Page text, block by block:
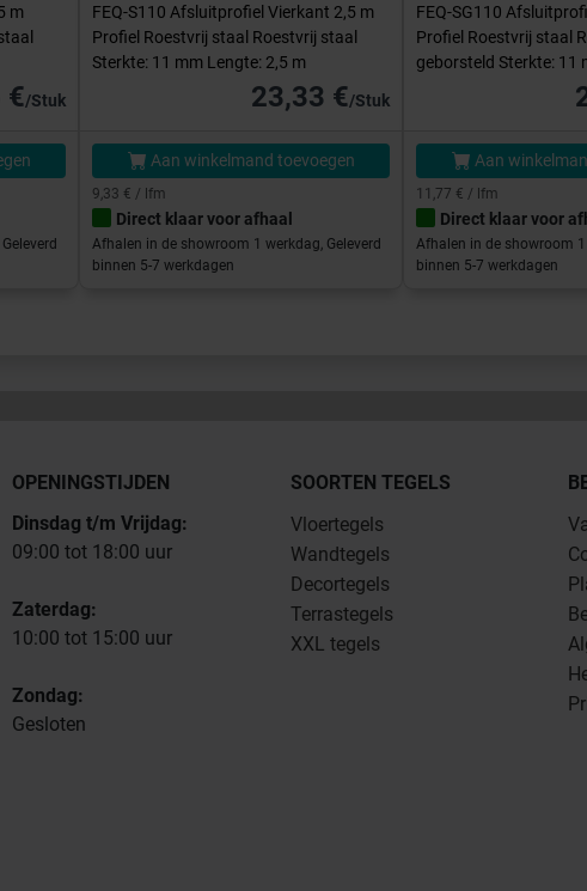
m
€/Stuk
FEQ-S110 Afsluitprofiel Vierkant 2,5 m
Profiel Roestvrij staal Roestvrij staal
Sterkte: 11 mm Lengte: 2,5 m
23,33 €/Stuk
Aan winkelmand toevoegen
9,33 € / lfm
Direct klaar voor afhaal
Afhalen in de showroom 1 werkdag, Geleverd
binnen 5-7 werkdagen
FEQ-SG110
Profiel Roestvrij staal
geborsteld Sterkte: 11
Aan
11,77 € / lfm
Direct klaar voor
Afhalen in de showroom 1
binnen 5-7 werkdagen
OPENINGSTIJDEN
Dinsdag t/m Vrijdag:
09:00 tot 18:00 uur
Zaterdag:
10:00 tot 15:00 uur
Zondag:
Gesloten
SOORTEN TEGELS
Vloertegels
Wandtegels
Decortegels
Terrastegels
XXL tegels